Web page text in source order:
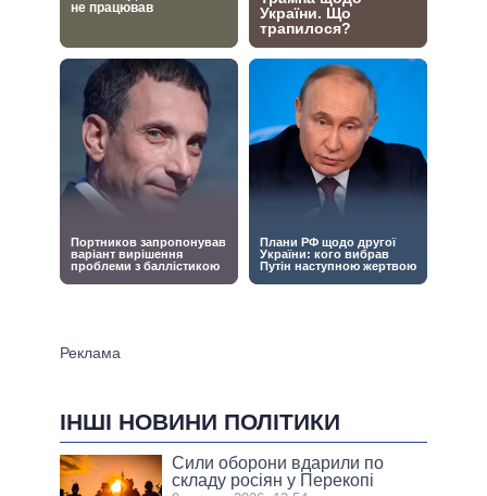
ІНШІ НОВИНИ ПОЛІТИКИ
Сили оборони вдарили по
складу росіян у Перекопі